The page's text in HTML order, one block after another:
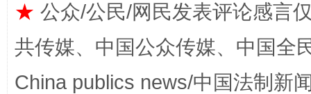
★ 公众/公民/网民发表评论感言
共传媒、中国公众传媒、中国全
China publics news/中国法制新